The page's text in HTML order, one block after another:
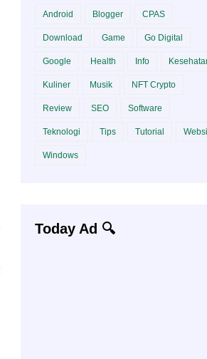
Android Blogger CPAS
Download Game Go Digital
Google Health Info
Kuliner Musik NFT Crypto
Review SEO Software
Teknologi Tips Tutorial
Windows
Today Ad 🔍